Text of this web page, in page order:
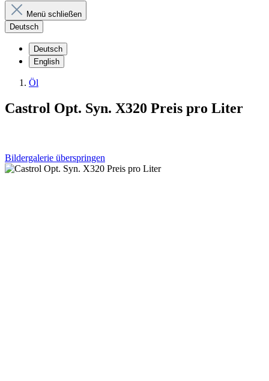
Menü schließen
Deutsch
Deutsch
English
Öl
Castrol Opt. Syn. X320 Preis pro Liter
Bildergalerie überspringen